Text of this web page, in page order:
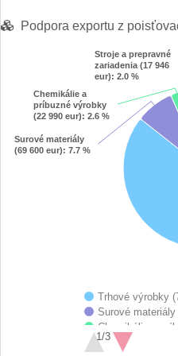
Podpora exportu z
Pie chart with 6 slices.
View as data table, Chart
Surové materiály
(69 600 eur): 7.7 %
Surové materiály
(69 600 eur): 7.7 %
Chemikálie a
príbuzné výrobky
(22 990 eur): 2.6 %
Chemikálie a
príbuzné výrobky
(22 990 eur): 2.6 %
Stroje a prepravné
zariadenia (17 946
eur): 2.0 %
Stroje a prepravné
zariadenia (17 946
eur): 2.0 %
Trhové výrobky
Surové
Chemikálie a
Stroje a
1/3